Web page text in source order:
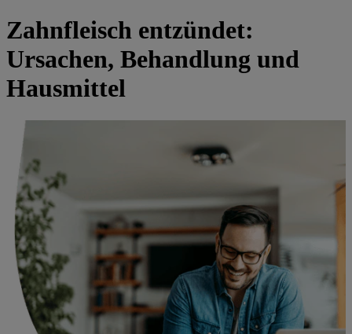
Zahnfleisch entzündet:
Ursachen, Behandlung und
Hausmittel